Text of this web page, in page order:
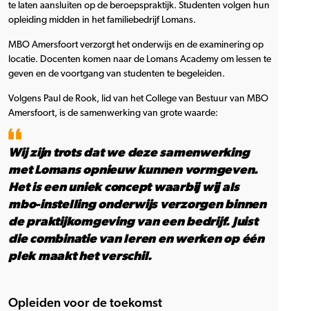
te laten aansluiten op de beroepspraktijk. Studenten volgen hun
opleiding midden in het familiebedrijf Lomans.
MBO Amersfoort verzorgt het onderwijs en de examinering op
locatie. Docenten komen naar de Lomans Academy om lessen te
geven en de voortgang van studenten te begeleiden.
Volgens Paul de Rook, lid van het College van Bestuur van MBO
Amersfoort, is de samenwerking van grote waarde:
Wij zijn trots dat we deze samenwerking
met Lomans opnieuw kunnen vormgeven.
Het is een uniek concept waarbij wij als
mbo-instelling onderwijs verzorgen binnen
de praktijkomgeving van een bedrijf. Juist
die combinatie van leren en werken op één
plek maakt het verschil.
Opleiden voor de toekomst